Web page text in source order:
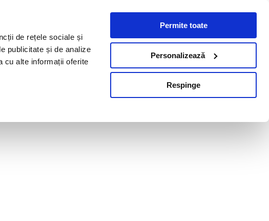
de rețele sociale și
publicitate și de analize
cu alte informații oferite
Permite toate
Personalizează
Respinge